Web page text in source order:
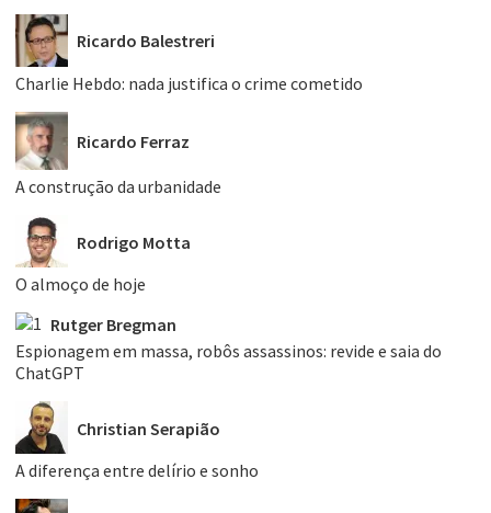
Ricardo Balestreri
Charlie Hebdo: nada justifica o crime cometido
Ricardo Ferraz
A construção da urbanidade
Rodrigo Motta
O almoço de hoje
Rutger Bregman
Espionagem em massa, robôs assassinos: revide e saia do
ChatGPT
Christian Serapião
A diferença entre delírio e sonho